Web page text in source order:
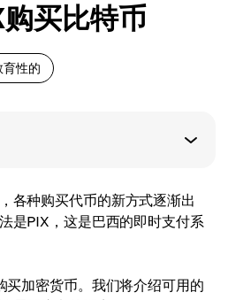
买比特币
育性的
各种购买代币的新方式逐渐出
是PIX，这是巴西的即时支付系
买加密货币。我们将介绍可用的